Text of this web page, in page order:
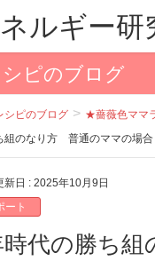
ルギー研
ピのブログ
ピのブログ
★薔薇色ママ
組のなり方 普通のママの場合
新日 : 2025年10月9日
ート
時代の勝ち組